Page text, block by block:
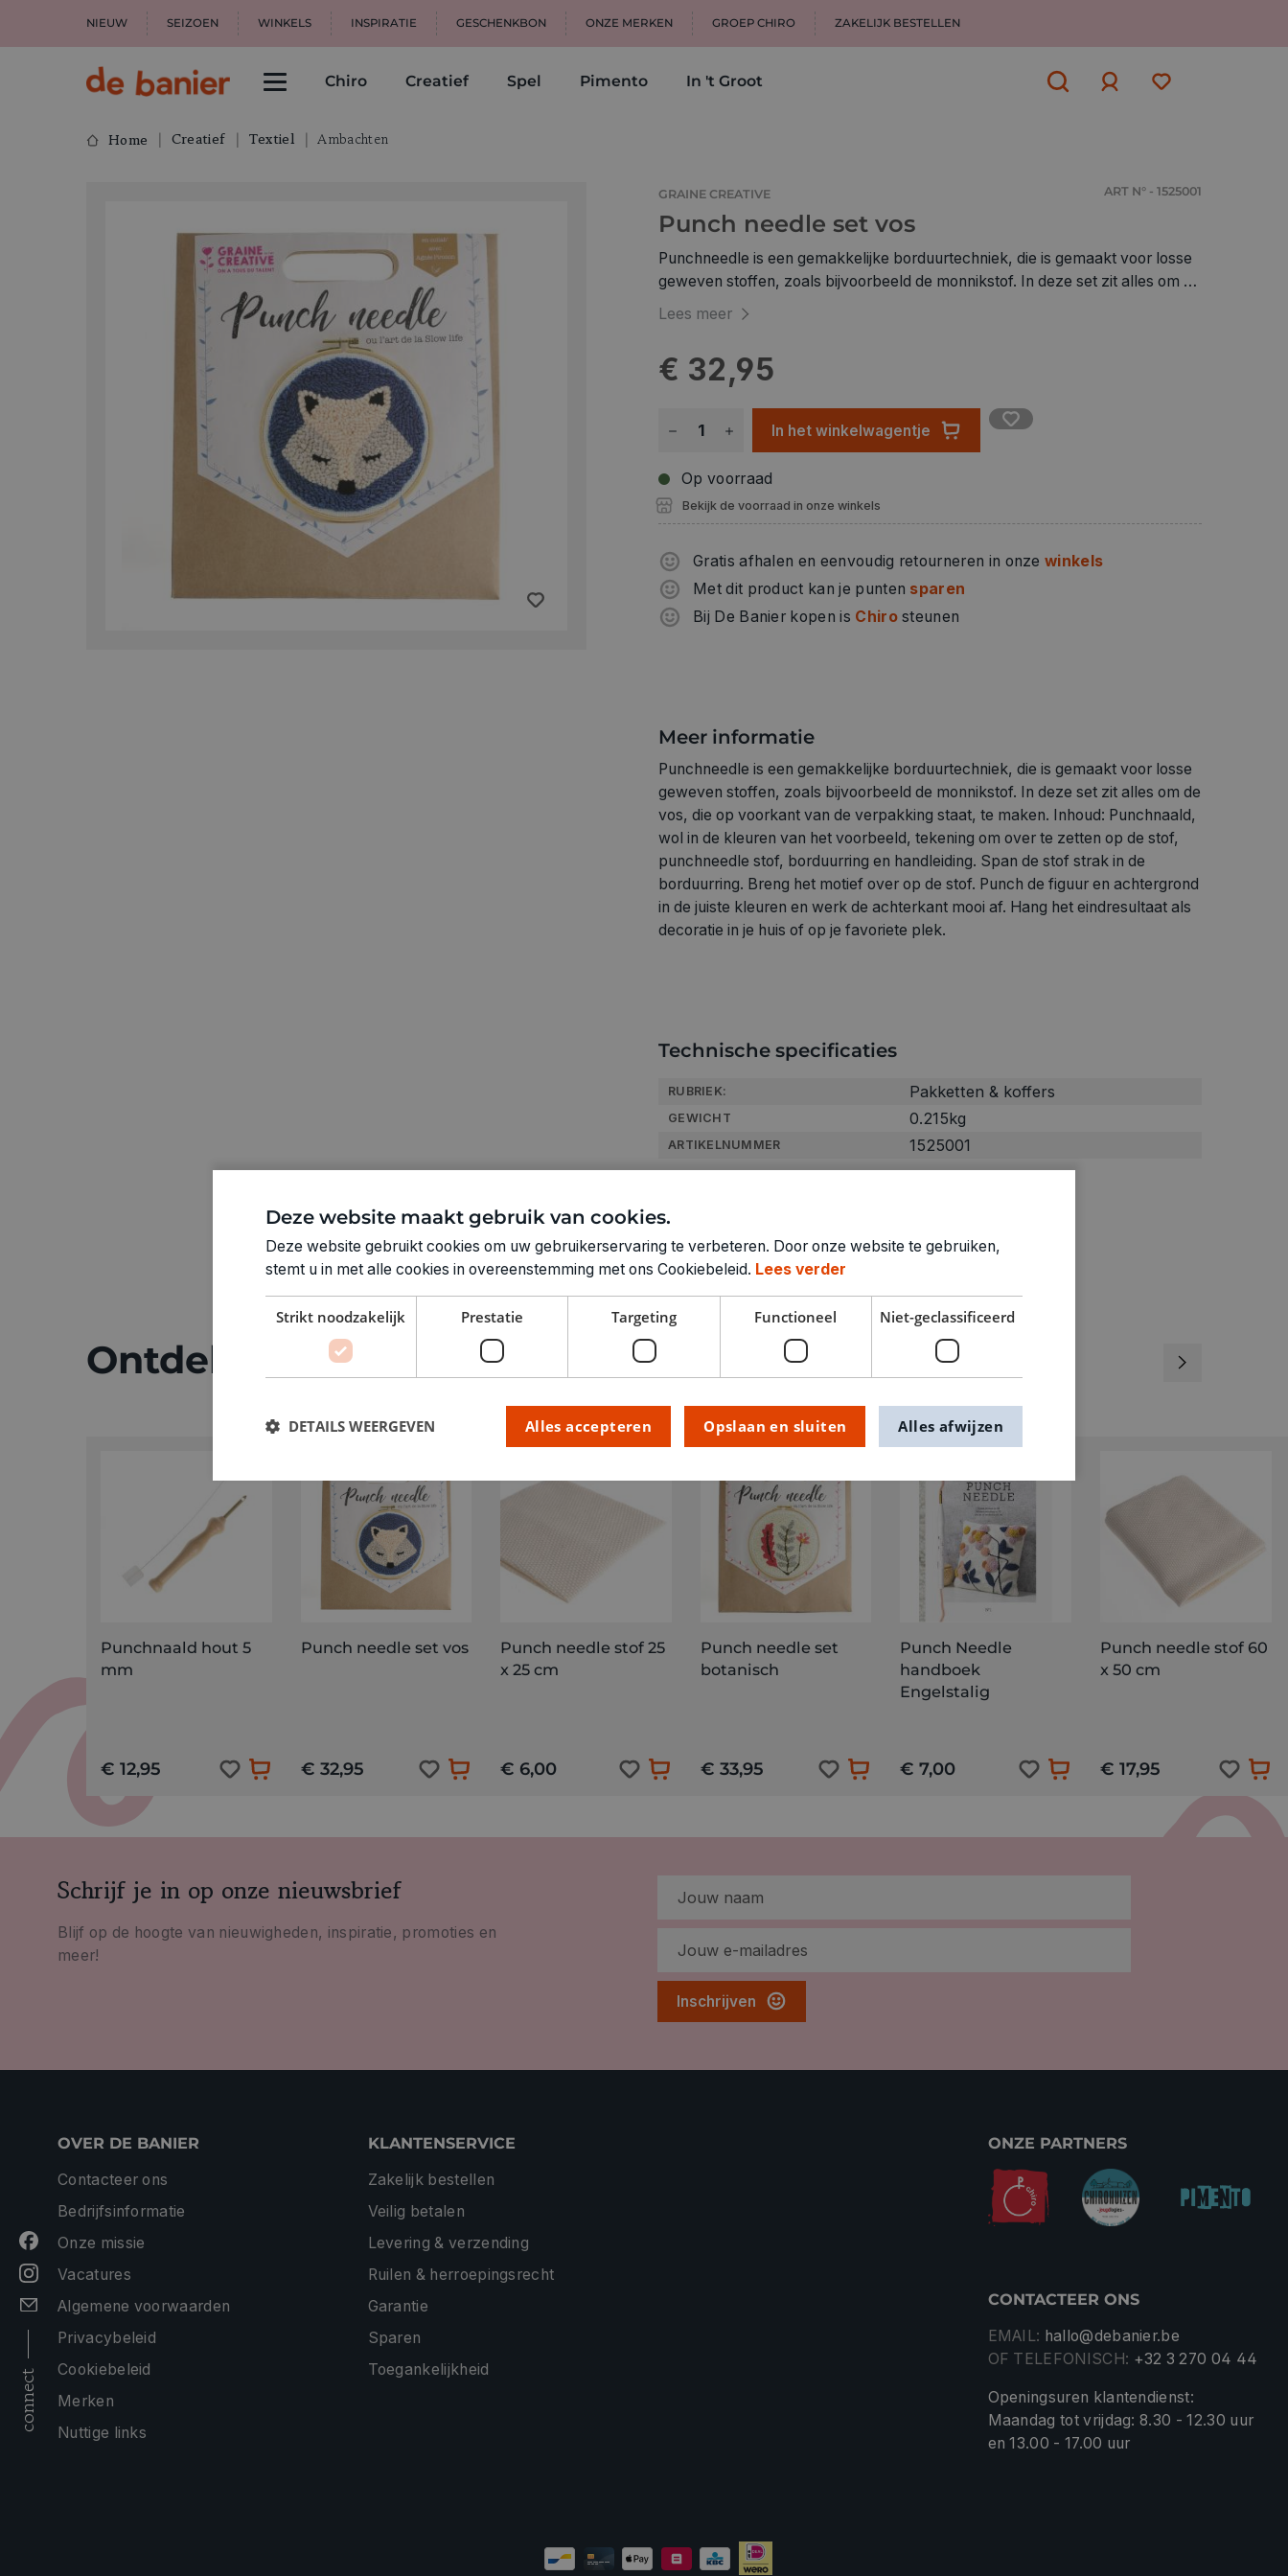
NIEUW SEIZOEN WINKELS INSPIRATIE GESCHENKBON ONZE MERKEN GROEP CHIRO ZAKELIJK BESTELLEN
Chiro Creatief Spel Pimento In 't Groot
Home Creatief Textiel Ambachten
GRAINE CREATIVE ART N° - 1525001
Punch needle set vos
Punchneedle is een gemakkelijke borduurtechniek, die is gemaakt voor losse
geweven stoffen, zoals bijvoorbeeld de monnikstof. In deze set zit alles om de
vos, die op voorkant van de verpakking staat, te maken. Inhoud: Punchnaald,
borduurring. Breng het motief over op de stof. Punch de figuur en achtergrond
decoratie in je huis of op je favoriete plek.
Lees meer
€ 32,95
In het winkelwagentje
Op voorraad
Bekijk de voorraad in onze winkels
Gratis afhalen en eenvoudig retourneren in onzewinkels
Met dit product kan je punten sparen
Bij De Banier kopen is Chirosteunen
Meer informatie
Punchneedle is een gemakkelijke borduurtechniek, die is gemaakt voor losse
geweven stoffen, zoals bijvoorbeeld de monnikstof. In deze set zit alles om de
vos, die op voorkant van de verpakking staat, te maken. Inhoud: Punchnaald,
wol in de kleuren van het voorbeeld, tekening om over te zetten op de stof,
punchneedle stof, borduurring en handleiding. Span de stof strak in de
borduurring. Breng het motief over op de stof. Punch de figuur en achtergrond
in de juiste kleuren en werk de achterkant mooi af. Hang het eindresultaat als
decoratie in je huis of op je favoriete plek.
Technische specificaties
RUBRIEK: Pakketten & koffers
GEWICHT 0.215kg
ARTIKELNUMMER 1525001
Ontdek meer
Punchnaald hout 5
mm
€ 12,95
Punch needle set vos
€ 32,95
Punch needle stof 25
x 25 cm
€ 6,00
Punch needle set
botanisch
€ 33,95
Punch Needle
handboek
Engelstalig
€ 7,00
Punch needle stof 60
x 50 cm
€ 17,95
Schrijf je in op onze nieuwsbrief
Blijf op de hoogte van nieuwigheden, inspiratie, promoties en
meer!
Inschrijven
connect
OVER DE BANIER
Contacteer ons
Bedrijfsinformatie
Onze missie
Vacatures
Algemene voorwaarden
Privacybeleid
Cookiebeleid
Merken
Nuttige links
KLANTENSERVICE
Zakelijk bestellen
Veilig betalen
Levering & verzending
Ruilen & herroepingsrecht
Garantie
Sparen
Toegankelijkheid
ONZE PARTNERS
CONTACTEER ONS
EMAIL: hallo@debanier.be
OF TELEFONISCH: +32 3 270 04 44
Openingsuren klantendienst:
Maandag tot vrijdag: 8.30 - 12.30 uur
en 13.00 - 17.00 uur
Deze website maakt gebruik van cookies.
Deze website gebruikt cookies om uw gebruikerservaring te verbeteren. Door onze website te gebruiken,
stemt u in met alle cookies in overeenstemming met ons Cookiebeleid. Lees verder
Strikt noodzakelijk Prestatie Targeting Functioneel Niet-geclassificeerd
Opslaan en sluiten
Alles accepteren Alles afwijzen
DETAILS WEERGEVEN